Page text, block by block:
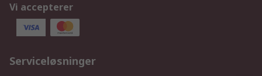
Vi accepterer
Serviceløsninger